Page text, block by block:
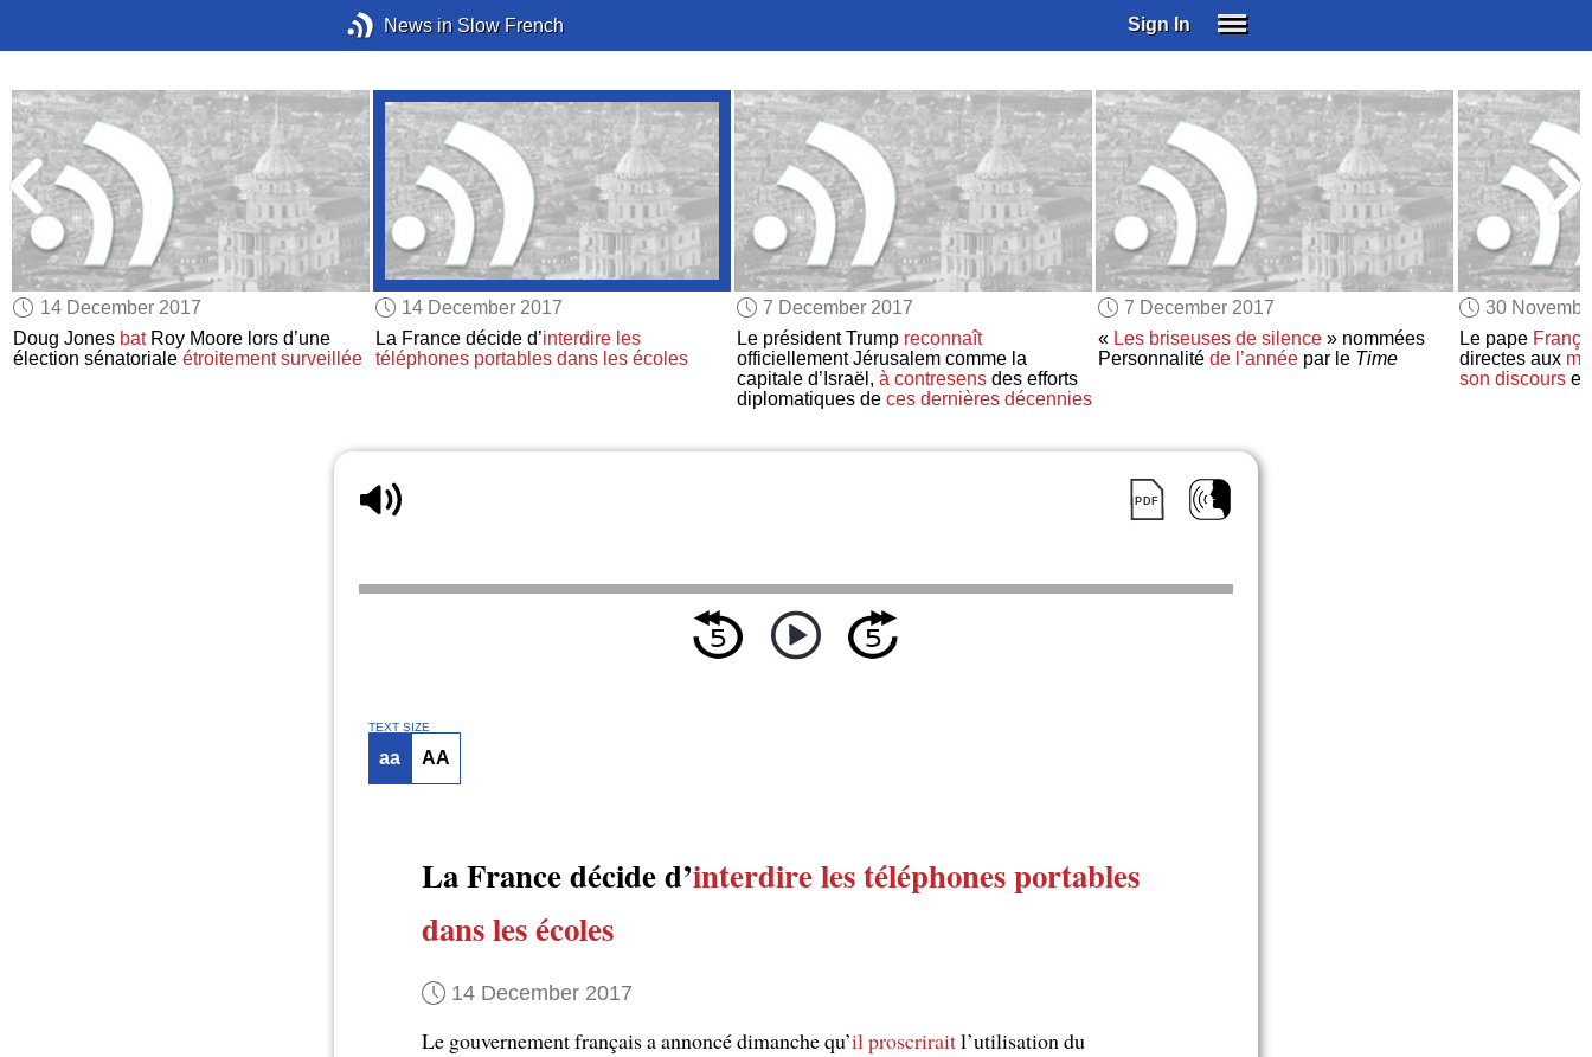
News in Slow French Sign In
SUBSCRIBE
EDUCATIONAL LICENSES
GIFT CARDS
OTHER LANGUAGES
ABOUT US
ALEXA
ADJUST COLORS
14 December 2017
Doug Jones batRoy Moore lors d’une
élection sénatorialeétroitement surveillée
14 December 2017
La France décide d’interdire les
téléphones portables dans les écoles
7 December 2017
Le président Trump reconnaît
officiellement Jérusalem comme la
capitale d’Israël, à contresensdes efforts
diplomatiques de ces dernières décennies
7 December 2017
« Les briseuses de silence» nommées
Personnalité de l’annéepar le Time
30
Le pape
directes aux
son discours
TEXT SIZE
aa AA
La France décide d’interdireles téléphones portables
dans les écoles
14 December 2017
Le gouvernement français a annoncé dimanche qu’il proscriraitl’utilisation du